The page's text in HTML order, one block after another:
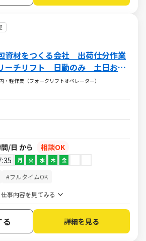
資材をつくる会社 出荷仕分作業
ーチリフト 日勤のみ 土日お休
亀山市関町】 No411176
・軽作業（フォークリフトオペレーター）
/日 から
相談OK
月 火 水 木 金
#フルタイムOK
仕事内容を見てみる
る 詳細を見る